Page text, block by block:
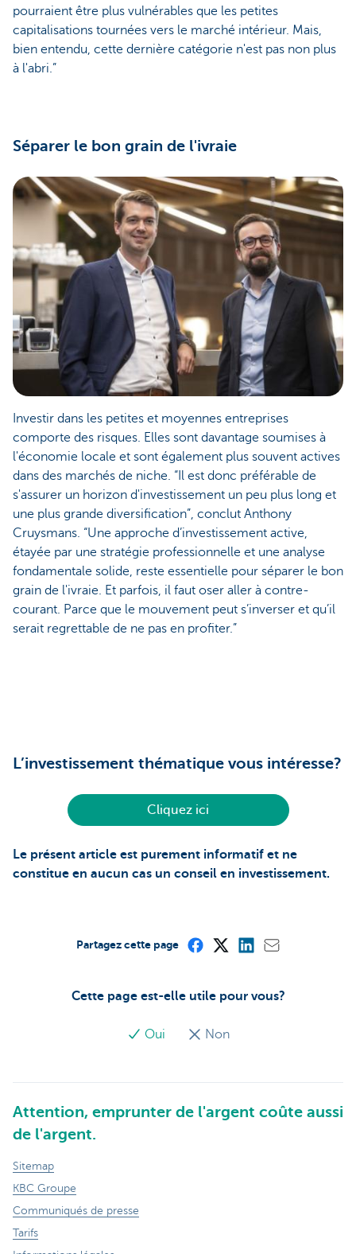
pourraient être plus vulnérables que les petites
capitalisations tournées vers le marché intérieur. Mais,
bien entendu, cette dernière catégorie n'est pas non plus
à l'abri.”
Séparer le bon grain de l'ivraie
Investir dans les petites et moyennes entreprises
comporte des risques. Elles sont davantage soumises à
l'économie locale et sont également plus souvent actives
dans des marchés de niche. “Il est donc préférable de
s'assurer un horizon d'investissement un peu plus long et
une plus grande diversification”, conclut Anthony
Cruysmans. “Une approche d’investissement active,
étayée par une stratégie professionnelle et une analyse
fondamentale solide, reste essentielle pour séparer le bon
grain de l'ivraie. Et parfois, il faut oser aller à contre-
courant. Parce que le mouvement peut s’inverser et qu’il
serait regrettable de ne pas en profiter.”
L’investissement thématique vous intéresse?
Cliquez ici
Le présent article est purement informatif et ne
constitue en aucun cas un conseil en investissement.
Cette page est-elle utile pour vous?
Oui Non
Partagez cette page
Attention, emprunter de l'argent coûte aussi
de l'argent.
Sitemap
KBC Groupe
Communiqués de presse
Tarifs